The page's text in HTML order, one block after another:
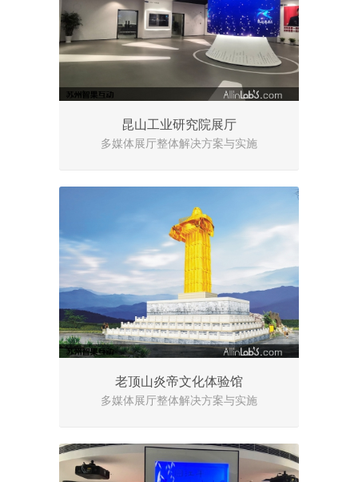
昆山工业研究院展厅
多媒体展厅整体解决方案与实施
老顶山炎帝文化体验馆
多媒体展厅整体解决方案与实施